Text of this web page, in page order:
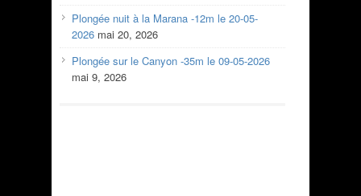
Plongée nuit à la Marana -12m le 20-05-
2026 mai 20, 2026
Plongée sur le Canyon -35m le 09-05-2026
mai 9, 2026